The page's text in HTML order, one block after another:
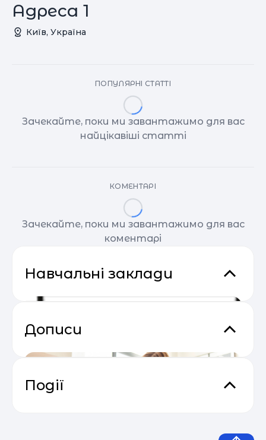
Адреса 1
Київ, Україна
ПОПУЛЯРНІ СТАТТІ
Зачекайте, поки ми завантажимо для вас
найцікавіші статті
КОМЕНТАРІ
Зачекайте, поки ми завантажимо для вас
коментарі
Навчальні заклади
Дописи
Події